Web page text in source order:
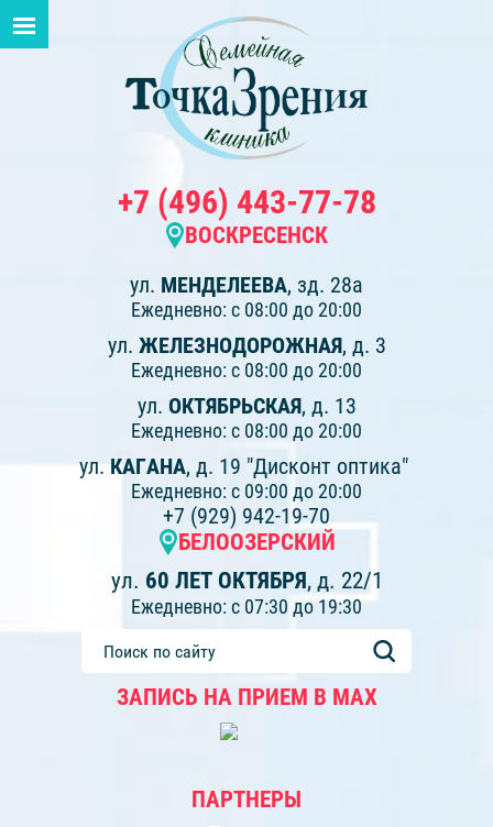
+7 (496) 443-77-78
ВОСКРЕСЕНСК
ул. МЕНДЕЛЕЕВА, зд. 28а
Ежедневно: с 08:00 до 20:00
ул. ЖЕЛЕЗНОДОРОЖНАЯ, д. 3
Ежедневно: с 08:00 до 20:00
ул. ОКТЯБРЬСКАЯ, д. 13
Ежедневно: с 08:00 до 20:00
ул.КАГАНА, д. 19 "Дисконт оптика"
Ежедневно: с 09:00 до 20:00
+7 (929) 942-19-70
БЕЛООЗЕРСКИЙ
ул. 60 ЛЕТ ОКТЯБРЯ, д. 22/1
Ежедневно: с 07:30 до 19:30
ЗАПИСЬ НА ПРИЕМ В МАХ
ПАРТНЕРЫ